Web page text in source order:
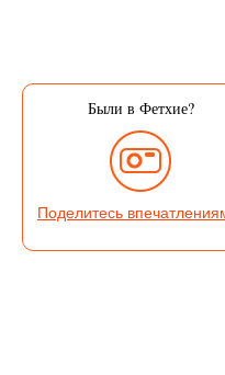
Были в Фетхие?
Поделитесь